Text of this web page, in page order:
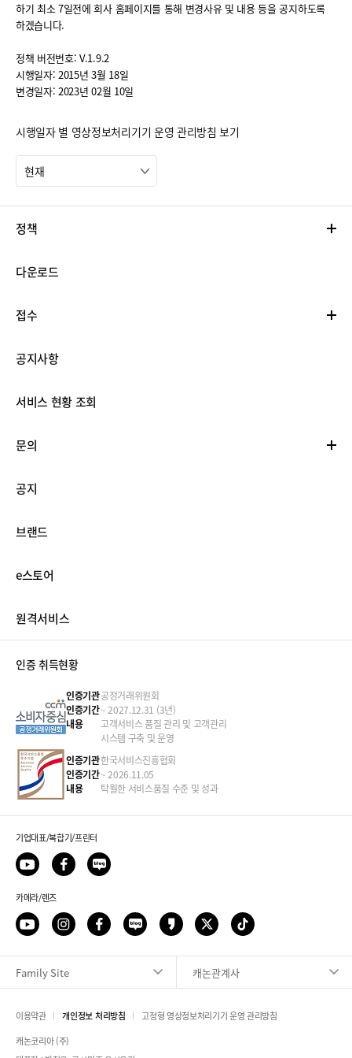
하기 최소 7일전에 회사 홈페이지를 통해 변경사유 및 내용 등을 공지하도록
하겠습니다.
정책 버전번호: V.1.9.2
시행일자: 2015년 3월 18일
변경일자: 2023년 02월 10일
시행일자 별 영상정보처리기기 운영 관리방침 보기
현재
정책
다운로드
접수
공지사항
서비스 현황 조회
문의
공지
브랜드
e스토어
원격서비스
인증 취득현황
인증기관공정거래위원회
인증기간~ 2027.12.31 (3년)
내용
고객서비스 품질 관리 및 고객관리
시스템 구축 및 운영
인증기관한국서비스진흥협회
인증기간~ 2026.11.05
내용
탁월한 서비스품질 수준 및 성과
기업대표/복합기/프린터
카메라/렌즈
Family Site 캐논관계사
이용약관 개인정보 처리방침
고정형 영상정보처리기기 운영 관리방침
캐논코리아 (주)